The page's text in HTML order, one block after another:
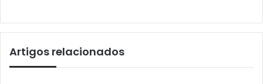
Artigos relacionados